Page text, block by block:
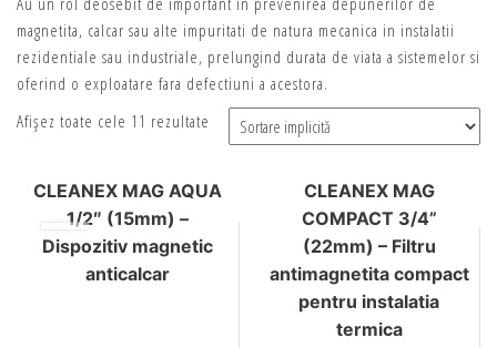
magnetita, calcar sau alte impuritati de natura mecanica in instalatii
rezidentiale sau industriale, prelungind durata de viata a sistemelor si
oferind o exploatare fara defectiuni a acestora.
Afișez toate cele 11 rezultate
CLEANEX MAG AQUA
1/2″ (15mm) –
Dispozitiv magnetic
anticalcar
CLEANEX MAG
COMPACT 3/4”
(22mm) – Filtru
antimagnetita compact
pentru instalatia
termica